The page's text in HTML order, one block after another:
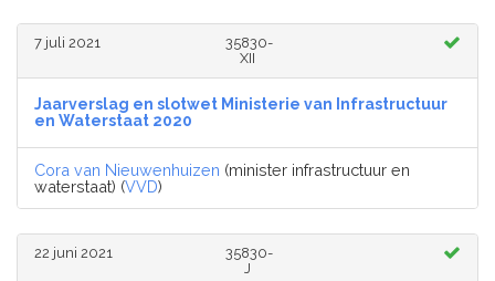
7 juli 2021
35830-
XII
Jaarverslag en slotwet Ministerie van Infrastructuur
en Waterstaat 2020
Cora van Nieuwenhuizen (minister infrastructuur en
waterstaat) (VVD)
22 juni 2021
35830-
J